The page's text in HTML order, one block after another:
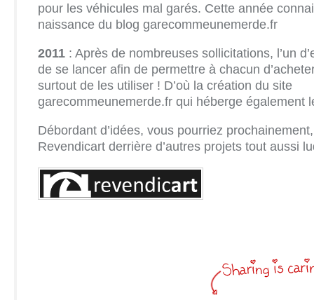
pour les véhicules mal garés. Cette année
naissance du blog garecommeunemerde.fr
2011 : Après de nombreuses sollicitations, l’un
de se lancer afin de permettre à chacun
surtout de les utiliser ! D’où la création du site
garecommeunemerde.fr qui héberge également
Débordant d’idées, vous pourriez
Revendicart derrière d’autres projets tout aussi